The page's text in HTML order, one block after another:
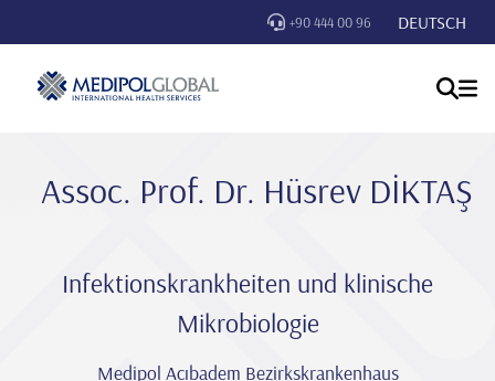
+90 444 00 96 DEUTSCH
Assoc. Prof. Dr. Hüsrev DİKTAŞ
Infektionskrankheiten und klinische
Mikrobiologie
Medipol Acıbadem Bezirkskrankenhaus